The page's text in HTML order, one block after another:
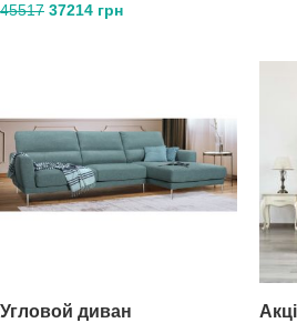
45517 37214 грн
Угловой диван